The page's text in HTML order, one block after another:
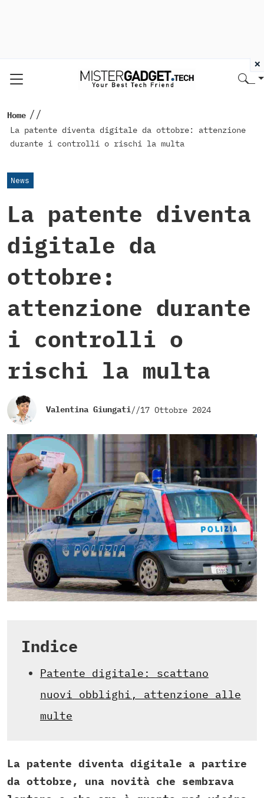
Home //
La patente diventa digitale da ottobre: attenzione
durante i controlli o rischi la multa
News
La patente diventa
digitale da
ottobre:
attenzione durante
i controlli o
rischi la multa
Valentina Giungati//17 Ottobre 2024
Indice
Patente digitale: scattano
nuovi obblighi, attenzione alle
multe
La patente diventa digitale a partire
da ottobre, una novità che sembrava
×